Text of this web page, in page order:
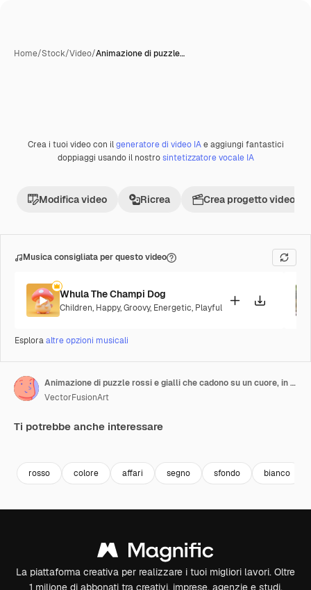
Home/Stock/Video/Animazione di puzzle…
PremiumCreata con IA
Crea i tuoi video con ilgeneratore di video IAe aggiungi fantastici
doppiaggi usando il nostrosintetizzatore vocale IA
Modifica video Ricrea Crea progetto video
Musica consigliata per questo video
Whula The Champi Dog
Children, Happy,Groovy, Energetic, Playful
Esploraaltre opzioni musicali
Animazione di puzzle rossi e gialli che cadono su un cuore, in un contesto di puzzle a tema mese della consapevolezza sull'autismo.
VectorFusionArt
Ti potrebbe anche interessare
rosso colore affari segno sfondo bianco
La piattaforma creativa per realizzare i tuoi migliori lavori. Oltre
1 milione di abbonati tra creativi, imprese, agenzie e studi.